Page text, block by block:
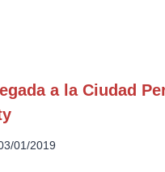
a la Ciudad
01/2019